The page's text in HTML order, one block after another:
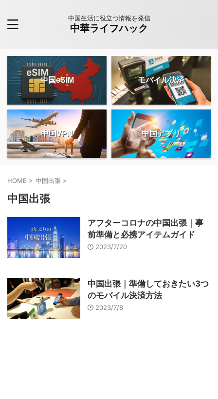
中国生活に役立つ情報を発信
中華ライフハック
中国eSIM モバイル決済
中国VPN 中国アプリ
HOME > 中国出張 >
中国出張
アフターコロナの中国出張｜事
前準備と必携アイテムガイド
2023/7/20
中国出張｜準備しておきたい3つ
のモバイル決済方法
2023/7/8